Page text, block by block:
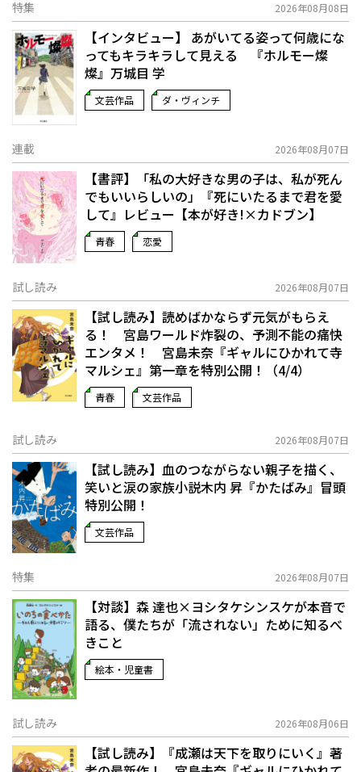
特集 2026年08月08日
【インタビュー】 あがいてる姿って何歳にな
ってもキラキラして見える 『ホルモー燦
燦』万城目 学
文芸作品 ダ・ヴィンチ
連載 2026年08月07日
【書評】「私の大好きな男の子は、私が死ん
でもいいらしいの」――『死にいたるまで君を愛
して』レビュー【本が好き!×カドブン】
青春 恋愛
試し読み 2026年08月07日
【試し読み】読めばかならず元気がもらえ
る！ 宮島ワールド炸裂の、予測不能の痛快
エンタメ！ 宮島未奈『ギャルにひかれて寺
マルシェ』第一章を特別公開！（4/4）
青春 文芸作品
試し読み 2026年08月07日
【試し読み】血のつながらない親子を描く、
笑いと涙の家族小説――木内 昇『かたばみ』冒頭
特別公開！
文芸作品
特集 2026年08月07日
【対談】森 達也×ヨシタケシンスケが本音で
語る、僕たちが「流されない」ために知るべ
きこと
絵本・児童書
試し読み 2026年08月06日
【試し読み】『成瀬は天下を取りにいく』著